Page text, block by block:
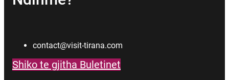
contact@visit-tirana.com
Shiko te gjitha Buletinet